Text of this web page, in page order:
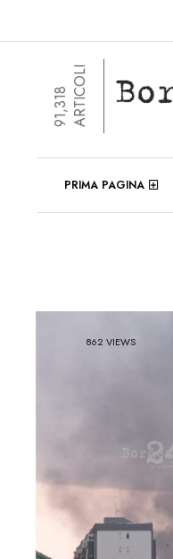
91,318ARTICOLI
PRIMA PAGINA
862 VIEWS